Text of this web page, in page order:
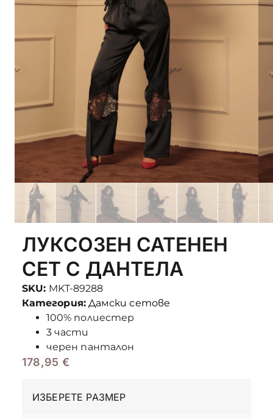
ЛУКСОЗЕН САТЕНЕН
СЕТ С ДАНТЕЛА
SKU: MKT-89288
Категория: Дамски сетове
100% полиестер
3 части
черен панталон
178,95 €
ИЗБЕРЕТЕ РАЗМЕР